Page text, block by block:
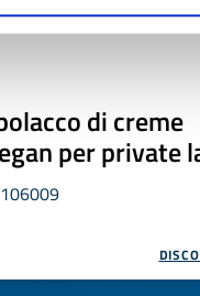
di creme
per private